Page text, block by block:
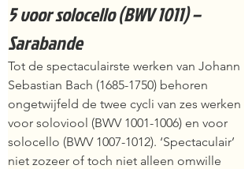
5 voor solocello (BWV 1011) –
Sarabande
Tot de spectaculairste werken van Johann
Sebastian Bach (1685-1750) behoren
ongetwijfeld de twee cycli van zes werken
voor soloviool (BWV 1001-1006) en voor
solocello (BWV 1007-1012). ‘Spectaculair’
niet zozeer of toch niet alleen omwille